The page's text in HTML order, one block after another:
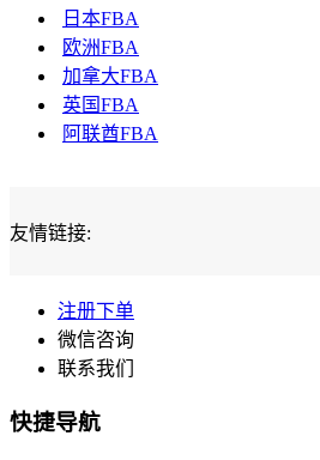
日本FBA
欧洲FBA
加拿大FBA
英国FBA
阿联酋FBA
友情链接:
注册下单
微信咨询
联系我们
快捷导航